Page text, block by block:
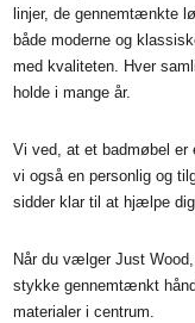
linjer, de gennemtænkte
både moderne og
med kvaliteten. Hver
holde i mange år.
Vi ved, at et badmøbel er
vi også en personlig og
sidder klar til at hjælpe
Når du vælger Just
stykke gennemtænkt
materialer i centrum.